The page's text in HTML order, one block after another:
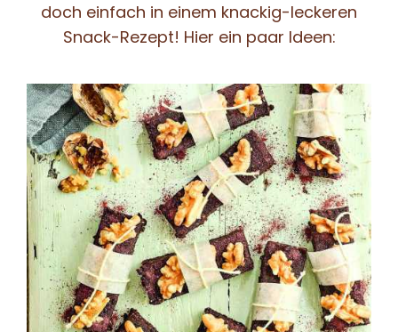
doch einfach in einem knackig-leckeren
Snack-Rezept! Hier ein paar Ideen: